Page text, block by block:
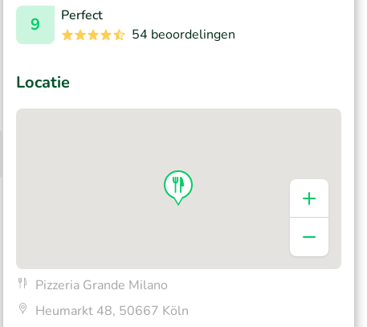
9
Perfect
54 beoordelingen
Locatie
Pizzeria Grande Milano
Heumarkt 48, 50667 Köln